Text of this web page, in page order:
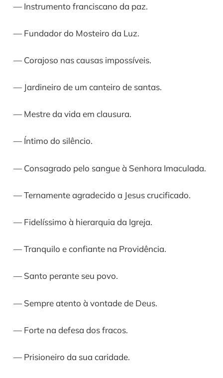
— Instrumento franciscano da paz.
— Fundador do Mosteiro da Luz.
— Corajoso nas causas impossíveis.
— Jardineiro de um canteiro de santas.
— Mestre da vida em clausura.
— Íntimo do silêncio.
— Consagrado pelo sangue à Senhora Imaculada.
— Ternamente agradecido a Jesus crucificado.
— Fidelíssimo à hierarquia da Igreja.
— Tranquilo e confiante na Providência.
— Santo perante seu povo.
— Sempre atento à vontade de Deus.
— Forte na defesa dos fracos.
— Prisioneiro da sua caridade.